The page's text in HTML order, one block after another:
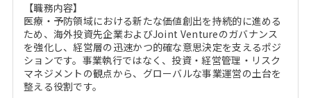
【職務内容】
医療・予防領域における新たな価値創出を持続的に進める
ため、海外投資先企業およびJoint Ventureのガバナンス
を強化し、経営層の迅速かつ的確な意思決定を支えるポジ
ションです。事業執行ではなく、投資・経営管理・リスク
マネジメントの観点から、グローバルな事業運営の土台を
整える役割です。